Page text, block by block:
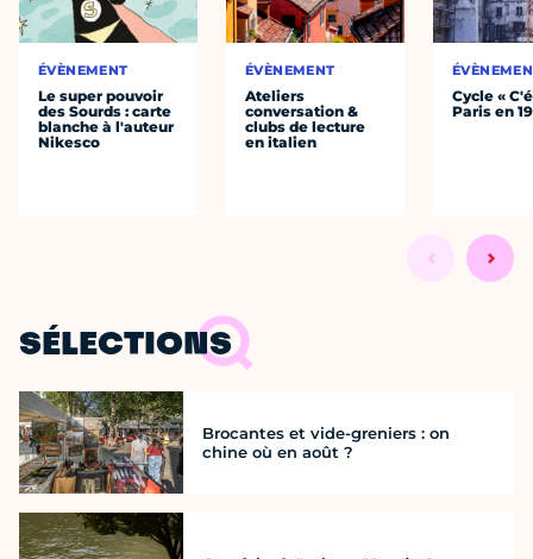
ÉVÈNEMENT
Le super pouvoir
des Sourds : carte
blanche à l'auteur
Nikesco
ÉVÈNEMENT
Ateliers
conversation &
clubs de lecture
en italien
Cycle «
Paris en
SÉLECTIONS
Brocantes et vide-greniers : on
chine où en août ?